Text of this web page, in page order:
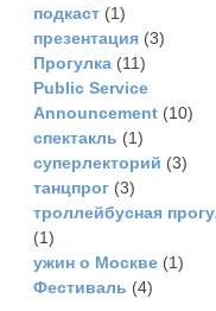
подкаст (1)
презентация (3)
Прогулка (11)
Рublic Service
Announcement (10)
спектакль (1)
суперлекторий (3)
танцпрог (3)
троллейбусная
(1)
ужин о Москве (1)
Фестиваль (4)